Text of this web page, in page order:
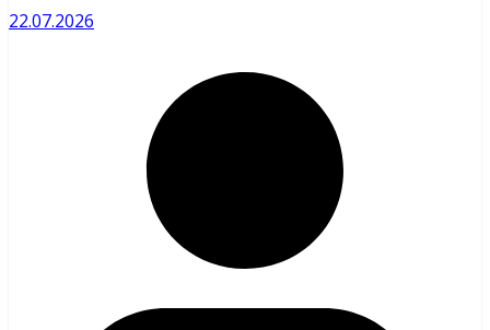
22.07.2026